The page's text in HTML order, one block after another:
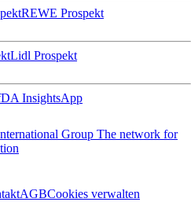
REWE Prospekt
Lidl Prospekt
InsightsApp
Group The network for
AGBCookies verwalten